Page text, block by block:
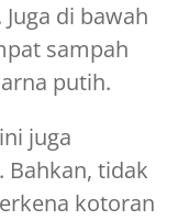
di bawah
sampah
putih.
juga
Bahkan, tidak
kotoran